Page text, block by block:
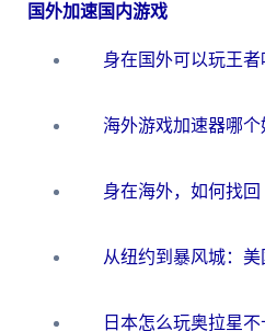
国外加速国内游戏